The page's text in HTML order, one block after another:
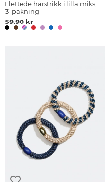
Flettede hårstrikk i lilla miks,
3-pakning
59.90 kr